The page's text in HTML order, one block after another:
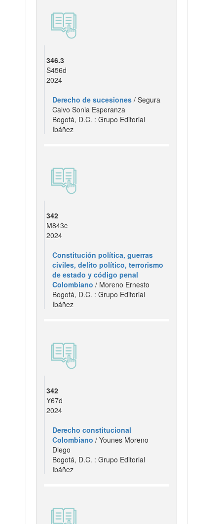
346.3
S456d
2024
Derecho de sucesiones / Segura
Calvo Sonia Esperanza
Bogotá, D.C. : Grupo Editorial
Ibáñez
342
M843c
2024
Constitución política, guerras
civiles, delito político, terrorismo
de estado y código penal
Colombiano / Moreno Ernesto
Bogotá, D.C. : Grupo Editorial
Ibáñez
342
Y67d
2024
Derecho constitucional
Colombiano / Younes Moreno
Diego
Bogotá, D.C. : Grupo Editorial
Ibáñez